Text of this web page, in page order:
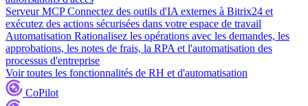
Serveur MCP Connectez des outils d'IA externes à Bitrix24 et
exécutez des actions sécurisées dans votre espace de travail
Automatisation Rationalisez les opérations avec les demandes, les
approbations, les notes de frais, la RPA et l'automatisation des
processus d'entreprise
Voir toutes les fonctionnalités de RH et d'automatisation
CoPilot